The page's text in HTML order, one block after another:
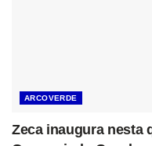
ARCOVERDE
Zeca inaugura nesta